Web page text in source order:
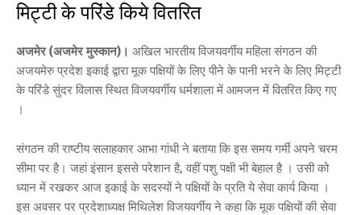
मिट्टी के परिंडे किये वितरित
अजमेर (अजमेर मुस्कान)। अखिल भारतीय विजयवर्गीय महिला संगठन की
अजयमेरु प्रदेश इकाई द्वारा मूक पक्षियों के लिए पीने के पानी भरने के लिए मिट्टी
के परिंडे सुंदर विलास स्थित विजयवर्गीय धर्मशाला में आमजन में वितरित किए गए
।
संगठन की राष्टीय सलाहकार आभा गांधी ने बताया कि इस समय गर्मी अपने चरम
सीमा पर है। जहां इंसान इससे परेशान है, वहीं पशु पक्षी भी बेहाल है । उसी को
ध्यान में रखकर आज इकाई के सदस्यों ने पक्षियों के प्रति ये सेवा कार्य किया ।
इस अवसर पर प्रदेशाध्यक्ष मिथिलेश विजयवर्गीय ने कहा कि मूक पक्षियों की सेवा